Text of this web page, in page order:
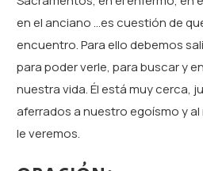
en el anciano …es cuestión de
encuentro. Para ello debemos
para poder verle, para buscar y
nuestra vida. Él está muy cerca,
aferrados a nuestro egoísmo y
le veremos.